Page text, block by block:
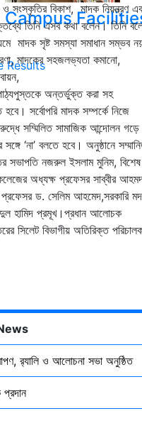
Campus
Results
সংস্কৃতির বিকাশ, মাদক নিয়ন্ত্রণ
তিনি এসব কথা বলেন। তিনি
মাদক সৃষ্ট সমস্যা সমাধান সম্ভব
মাদকের সহজলভ্যতা কমানো,
অন্তর্ভুক্ত করা সহ
সর্বোপরি মাদক সম্পর্কে নিজে
সম্মিলিত সামাজিক আন্দোলন গড়ে
‘না’ বলতে হবে। অনুষ্ঠানে
সভাপতি নজরুল ইসলাম মুনিম, বিশেষ
কলেজের অধ্যক্ষ প্রফেসর সাব্বীর
প্রফেসর ড. সেলিম আহমেদ,সরকারি
হামিদ প্রমূখ।প্রধান আলোচক
সিলেট বিভাগীয় অতিরিক্ত
র‍্যালি ও আলোচনা সভা অনুষ্ঠিত
প্রদান